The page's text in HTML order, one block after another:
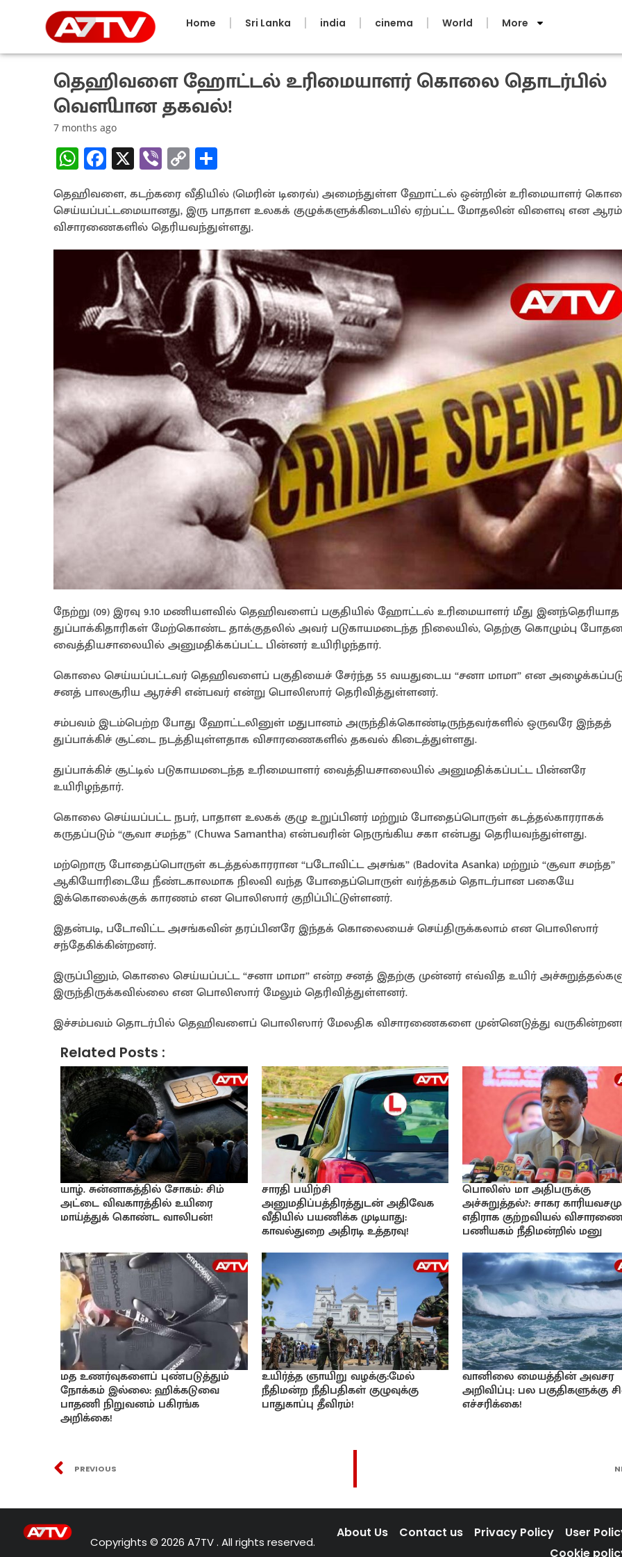
Home Sri Lanka india cinema World More
தெஹிவளை ஹோட்டல் உரிமையாளர் கொலை தொடர்பில்
வௌியான தகவல்!
7 months ago
W
h
at
sA
p
Fa
ce
b
o
o
k
X Vi
b
er
C
o
py
Li
n
k
h
ar
e
தெஹிவளை, கடற்கரை வீதியில் (மெரின் டிரைவ்) அமைந்துள்ள ஹோட்டல் ஒன்றின் உரிமையாளர்
செய்யப்பட்டமையானது, இரு பாதாள உலகக் குழுக்களுக்கிடையில் ஏற்பட்ட மோதலின் விளைவு என
விசாரணைகளில் தெரியவந்துள்ளது.
நேற்று (09) இரவு 9.10 மணியளவில் தெஹிவளைப் பகுதியில் ஹோட்டல் உரிமையாளர் மீது இனந்தெரியாத
துப்பாக்கிதாரிகள் மேற்கொண்ட தாக்குதலில் அவர் படுகாயமடைந்த நிலையில், தெற்கு கொழும்பு
வைத்தியசாலையில் அனுமதிக்கப்பட்ட பின்னர் உயிரிழந்தார்.
கொலை செய்யப்பட்டவர் தெஹிவளைப் பகுதியைச் சேர்ந்த 55 வயதுடைய “சனா மாமா” என
சனத் பாலசூரிய ஆரச்சி என்பவர் என்று பொலிஸார் தெரிவித்துள்ளனர்.
சம்பவம் இடம்பெற்ற போது ஹோட்டலினுள் மதுபானம் அருந்திக்கொண்டிருந்தவர்களில் ஒருவரே இந்தத்
துப்பாக்கிச் சூட்டை நடத்தியுள்ளதாக விசாரணைகளில் தகவல் கிடைத்துள்ளது.
துப்பாக்கிச் சூட்டில் படுகாயமடைந்த உரிமையாளர் வைத்தியசாலையில் அனுமதிக்கப்பட்ட பின்னரே
உயிரிழந்தார்.
கொலை செய்யப்பட்ட நபர், பாதாள உலகக் குழு உறுப்பினர் மற்றும் போதைப்பொருள் கடத்தல்காரராகக்
கருதப்படும் “சூவா சமந்த” (Chuwa Samantha) என்பவரின் நெருங்கிய சகா என்பது தெரியவந்துள்ளது.
மற்றொரு போதைப்பொருள் கடத்தல்காரரான “படோவிட்ட அசங்க” (Badovita Asanka) மற்றும் “சூவா சமந்த”
ஆகியோரிடையே நீண்டகாலமாக நிலவி வந்த போதைப்பொருள் வர்த்தகம் தொடர்பான பகையே
இக்கொலைக்குக் காரணம் என பொலிஸார் குறிப்பிட்டுள்ளனர்.
இதன்படி, படோவிட்ட அசங்கவின் தரப்பினரே இந்தக் கொலையைச் செய்திருக்கலாம் என பொலிஸார்
சந்தேகிக்கின்றனர்.
இருப்பினும், கொலை செய்யப்பட்ட “சனா மாமா” என்ற சனத் இதற்கு முன்னர் எவ்வித உயிர்
இருந்திருக்கவில்லை என பொலிஸார் மேலும் தெரிவித்துள்ளனர்.
இச்சம்பவம் தொடர்பில் தெஹிவளைப் பொலிஸார் மேலதிக விசாரணைகளை முன்னெடுத்து
Related Posts :
யாழ். சுன்னாகத்தில் சோகம்: சிம்
அட்டை விவகாரத்தில் உயிரை
மாய்த்துக் கொண்ட வாலிபன்!
சாரதி பயிற்சி
அனுமதிப்பத்திரத்துடன் அதிவேக
வீதியில் பயணிக்க முடியாது:
காவல்துறை அதிரடி உத்தரவு!
பொலிஸ் மா அதிபருக்கு
அச்சுறுத்தல்?: சாகர
எதிராக குற்றவியல்
பணியகம் நீதிமன்றில் மனு
மத உணர்வுகளைப் புண்படுத்தும்
நோக்கம் இல்லை: ஹிக்கடுவை
பாதணி நிறுவனம் பகிரங்க
அறிக்கை!
உயிர்த்த ஞாயிறு வழக்கு:மேல்
நீதிமன்ற நீதிபதிகள் குழுவுக்கு
பாதுகாப்பு தீவிரம்!
வானிலை மையத்தின் அவசர
அறிவிப்பு: பல பகுதிகளுக்கு
எச்சரிக்கை!
PREVIOUS
Copyrights © 2026 A7TV . All rights reserved.
About Us Contact us Privacy Policy
User
Cookie